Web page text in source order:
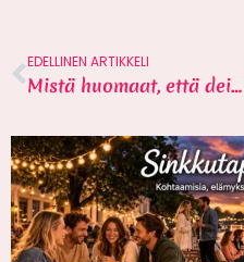
EDELLINEN ARTIKKELI
Mistä huomaat, että deittisi on varattu? 5 kohtaa